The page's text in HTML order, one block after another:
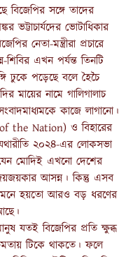
বিজেপির সঙ্গে তাদের
ভট্টাচার্যদের ভোটাধিকার
নেতা-মন্ত্রীরা প্রচারে
শিবির এখন পর্যন্ত তিনটি
ঢুকে পড়েছে বলে হৈচৈ
মায়ের নামে গালিগালাচ
কাজে লাগানো।
the Nation) ও বিহারের
২০২৪-এর লোকসভা
মোদিই এখনো দেশের
আসন্ন। কিন্তু এসব
হয়তো আরও বড় ধরণের
যতই বিজেপির প্রতি ক্ষুব্ধ
টিকে থাকতে। ফলে